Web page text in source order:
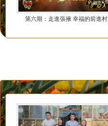
第六期：走進張掖 幸福的前進村